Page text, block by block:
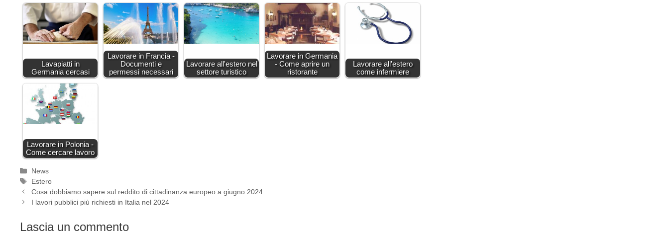
Lavapiatti in
Germania cercasi
Lavorare in Francia -
Documenti e
permessi necessari
Lavorare all'estero nel
settore turistico
Lavorare in Germania
- Come aprire un
ristorante
Lavorare all'estero
come infermiere
Lavorare in Polonia -
Come cercare lavoro
Categorie
News
Tag
Estero
Cosa dobbiamo sapere sul reddito di cittadinanza europeo a giugno 2024
I lavori pubblici più richiesti in Italia nel 2024
Lascia un commento